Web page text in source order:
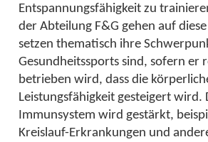
Entspannungsfähigkeit zu
der Abteilung F&G gehen auf
setzen thematisch ihre
Gesundheitssports sind, sofern er
betrieben wird, dass die
Leistungsfähigkeit gesteigert wird.
Immunsystem wird gestärkt,
Kreislauf-Erkrankungen und